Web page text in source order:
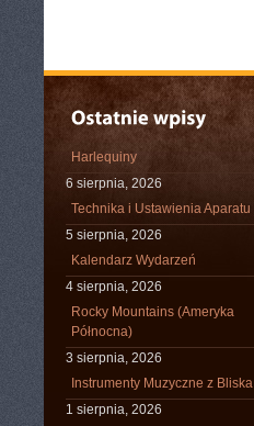
Harlequiny
6 sierpnia, 2026
Technika i Ustawienia Aparatu
5 sierpnia, 2026
Kalendarz Wydarzeń
4 sierpnia, 2026
Rocky Mountains (Ameryka
Północna)
3 sierpnia, 2026
Instrumenty Muzyczne z Bliska
1 sierpnia, 2026